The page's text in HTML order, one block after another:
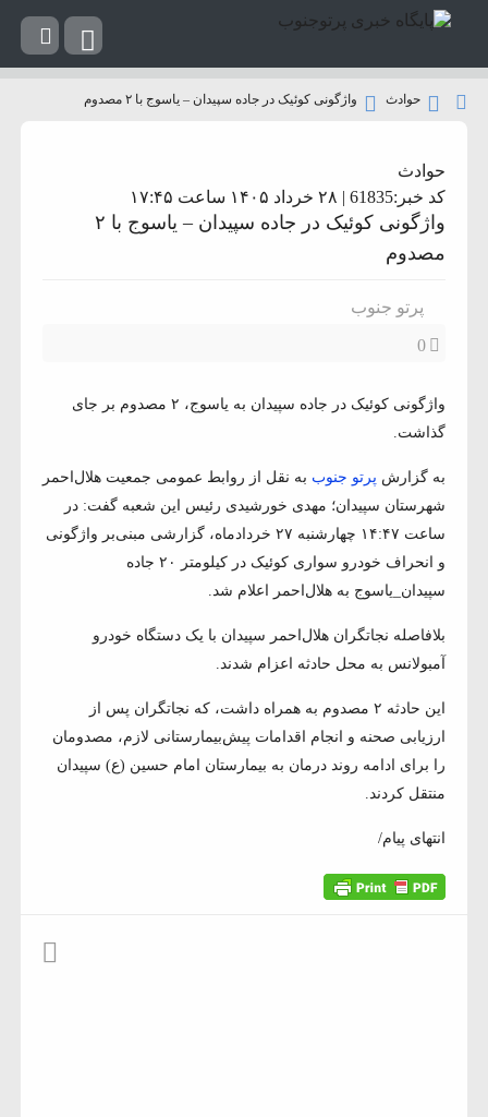
حوادث واژگونی کوئیک در جاده سپیدان – یاسوج با ۲ مصدوم
حوادث
کد خبر:61835 | ۲۸ خرداد ۱۴۰۵ ساعت ۱۷:۴۵
واژگونی کوئیک در جاده سپیدان – یاسوج با ۲
مصدوم
پرتو جنوب
0
واژگونی کوئیک در جاده سپیدان به یاسوج، ۲ مصدوم بر جای
گذاشت.
به گزارش پرتو جنوب به نقل از روابط‌ عمومی جمعیت هلال‌احمر
شهرستان سپیدان؛ مهدی خورشیدی رئیس این شعبه گفت: در
ساعت ۱۴:۴۷ چهارشنبه ۲۷ خردادماه، گزارشی مبنی‌بر واژگونی
و انحراف خودرو سواری کوئیک در کیلومتر ۲۰ جاده
سپیدان_یاسوج به هلال‌احمر اعلام شد.
بلافاصله نجاتگران هلال‌احمر سپیدان با یک دستگاه خودرو
آمبولانس به محل حادثه اعزام شدند.
این حادثه ۲ مصدوم به همراه داشت، که نجاتگران پس از
ارزیابی صحنه و انجام اقدامات پیش‌بیمارستانی لازم، مصدومان
را برای ادامه روند درمان به بیمارستان امام حسین (ع) سپیدان
منتقل کردند.
انتهای پیام/